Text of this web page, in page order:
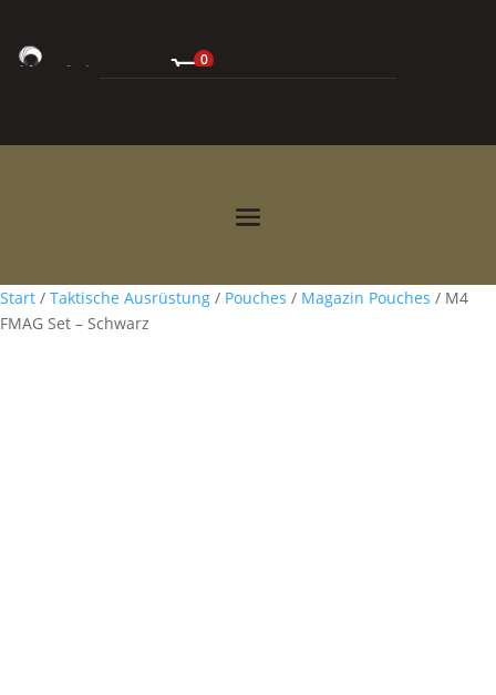
0
0,00
Start / Taktische Ausrüstung / Pouches / Magazin Pouches / M4
FMAG Set – Schwarz